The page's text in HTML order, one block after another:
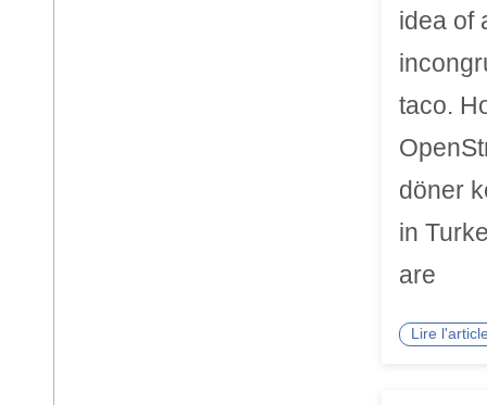
idea of
taco.
döner
in
are
Lire